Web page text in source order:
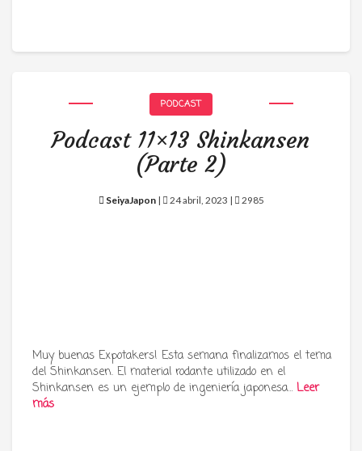
PODCAST
Podcast 11×13 Shinkansen
(Parte 2)
SeiyaJapon| 24 abril, 2023 | 2985
Muy buenas Expotakers! Esta semana finalizamos el tema
del Shinkansen. El material rodante utilizado en el
Shinkansen es un ejemplo de ingeniería japonesa… Leer
más